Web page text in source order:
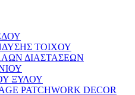
ΤΟΙΧΟΥ
ΔΙΑΣΤΑΣΕΩΝ
ΞΥΛΟΥ
PATCHWORK DECOR